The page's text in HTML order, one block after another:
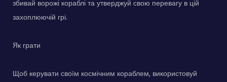
збивай ворожі кораблі та утверджуй свою перевагу в цій
захоплюючій грі.
Як грати
Щоб керувати своїм космічним кораблем, використовуй